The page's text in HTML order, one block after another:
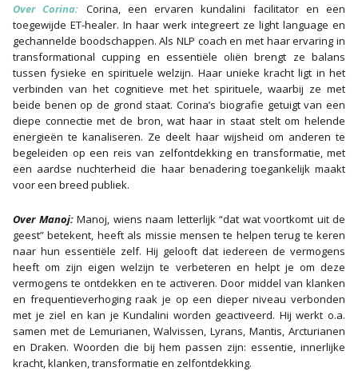
Over Corina: Corina, een ervaren kundalini facilitator en een
toegewijde ET-healer. In haar werk integreert ze light language en
gechannelde boodschappen. Als NLP coach en met haar ervaring in
transformational cupping en essentiële oliën brengt ze balans
tussen fysieke en spirituele welzijn. Haar unieke kracht ligt in het
verbinden van het cognitieve met het spirituele, waarbij ze met
beide benen op de grond staat. Corina’s biografie getuigt van een
diepe connectie met de bron, wat haar in staat stelt om helende
energieën te kanaliseren. Ze deelt haar wijsheid om anderen te
begeleiden op een reis van zelfontdekking en transformatie, met
een aardse nuchterheid die haar benadering toegankelijk maakt
voor een breed publiek.
Over Manoj: Manoj, wiens naam letterlijk “dat wat voortkomt uit de
geest” betekent, heeft als missie mensen te helpen terug te keren
naar hun essentiële zelf. Hij gelooft dat iedereen de vermogens
heeft om zijn eigen welzijn te verbeteren en helpt je om deze
vermogens te ontdekken en te activeren. Door middel van klanken
en frequentieverhoging raak je op een dieper niveau verbonden
met je ziel en kan je Kundalini worden geactiveerd. Hij werkt o.a.
samen met de Lemurianen, Walvissen, Lyrans, Mantis, Arcturianen
en Draken. Woorden die bij hem passen zijn: essentie, innerlijke
kracht, klanken, transformatie en zelfontdekking.